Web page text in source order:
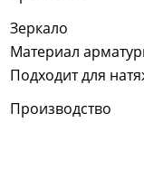
Зеркало
Материал
Подходит для
Производство